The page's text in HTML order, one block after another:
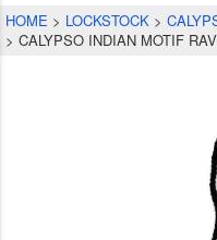
HOME LOCKSTOCK
CALYPSO INDIAN MOTIF